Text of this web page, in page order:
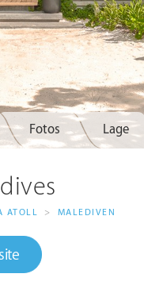
Fotos Lage
ATOLL > MALEDIVEN